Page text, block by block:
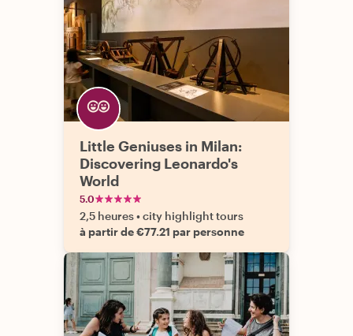
Little Geniuses in Milan:
Discovering Leonardo's
World
5.0
2,5 heures•city highlight tours
à partir de €77.21 par personne